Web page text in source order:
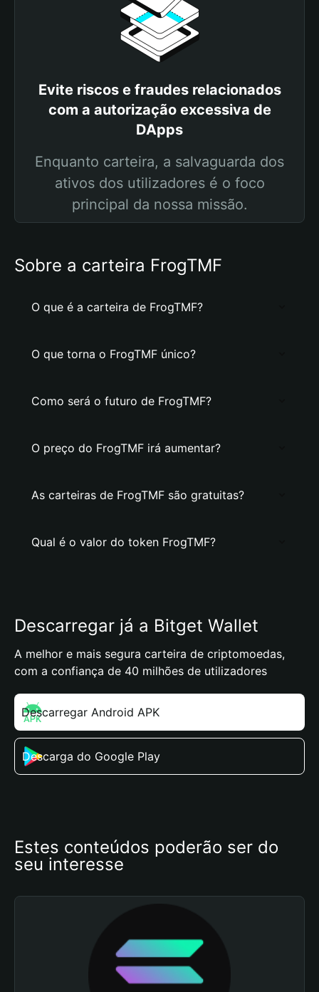
Evite riscos e fraudes relacionados
com a autorização excessiva de
DApps
Enquanto carteira, a salvaguarda dos
ativos dos utilizadores é o foco
principal da nossa missão.
Sobre a carteira FrogTMF
O que é a carteira de FrogTMF?
O que torna o FrogTMF único?
Como será o futuro de FrogTMF?
O preço do FrogTMF irá aumentar?
As carteiras de FrogTMF são gratuitas?
Qual é o valor do token FrogTMF?
Descarregar já a Bitget Wallet
A melhor e mais segura carteira de criptomoedas,
com a confiança de 40 milhões de utilizadores
Descarregar Android APK
Descarga do Google Play
Estes conteúdos poderão ser do
seu interesse